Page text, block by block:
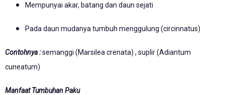
Mempunyai akar, batang dan daun sejati
Pada daun mudanya tumbuh menggulung (circinnatus)
Contohnya :semanggi (Marsilea crenata) , suplir (Adiantum
cuneatum)
Manfaat Tumbuhan Paku